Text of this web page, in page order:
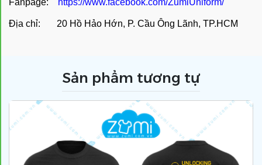
Fanpage: https://www.facebook.com/ZumiUniform/
Địa chỉ: 20 Hồ Hảo Hớn, P. Cầu Ông Lãnh, TP.HCM
Sản phẩm tương tự